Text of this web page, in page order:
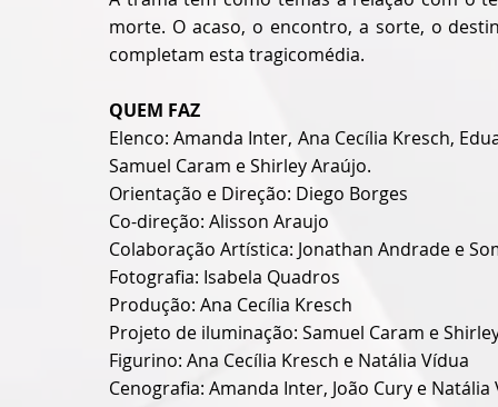
morte. O acaso, o encontro, a sorte, o
completam esta tragicomédia.
QUEM FAZ
Elenco: Amanda Inter, Ana Cecília Kresch,
Samuel Caram e Shirley Araújo.
Orientação e Direção: Diego Borges
Co-direção: Alisson Araujo
Colaboração Artística: Jonathan Andrade e
Fotografia: Isabela Quadros
Produção: Ana Cecília Kresch
Projeto de iluminação: Samuel Caram e
Figurino: Ana Cecília Kresch e Natália Vídua
Cenografia: Amanda Inter, João Cury e Natália